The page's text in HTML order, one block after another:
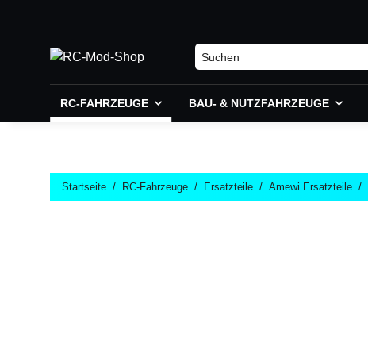
RC-FAHRZEUGE BAU- & NUTZFAHRZEUGE
Startseite RC-Fahrzeuge Ersatzteile Amewi Ersatzteile